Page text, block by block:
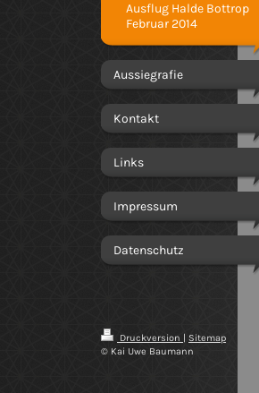
Ausflug Halde Bottrop
Februar 2014
Aussiegrafie
Kontakt
Links
Impressum
Datenschutz
Druckversion | Sitemap
© Kai Uwe Baumann